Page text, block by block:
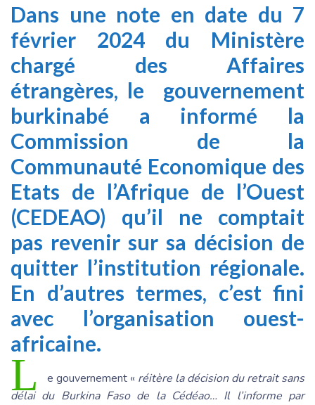
Dans une note en date du 7
février 2024 du Ministère
chargé des Affaires
étrangères, le gouvernement
burkinabé a informé la
Commission de la
Communauté Economique des
Etats de l’Afrique de l’Ouest
(CEDEAO) qu’il ne comptait
pas revenir sur sa décision de
quitter l’institution régionale.
En d’autres termes, c’est fini
avec l’organisation ouest-
africaine.
L e gouvernement « réitère la décision du retrait sans
délai du Burkina Faso de la Cédéao… Il l’informe par